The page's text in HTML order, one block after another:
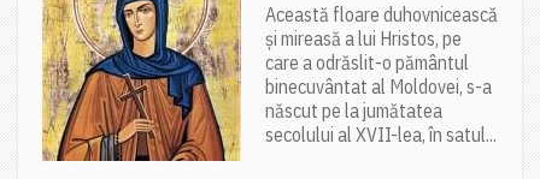
Această floare duhovnicească
și mireasă a lui Hristos, pe
care a odrăslit-o pământul
binecuvântat al Moldovei, s-a
născut pe la jumătatea
secolului al XVII-lea, în satul...